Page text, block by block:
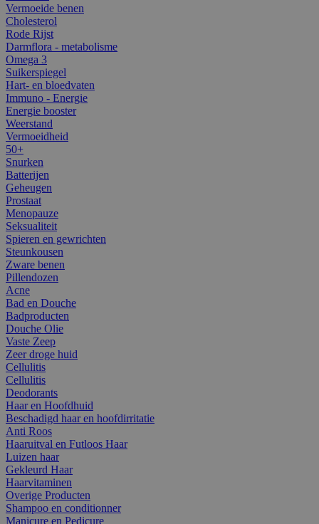
Vermoeide benen
Cholesterol
Rode Rijst
Darmflora - metabolisme
Omega 3
Suikerspiegel
Hart- en bloedvaten
Immuno - Energie
Energie booster
Weerstand
Vermoeidheid
50+
Snurken
Batterijen
Geheugen
Prostaat
Menopauze
Seksualiteit
Spieren en gewrichten
Steunkousen
Zware benen
Pillendozen
Acne
Bad en Douche
Badproducten
Douche Olie
Vaste Zeep
Zeer droge huid
Cellulitis
Cellulitis
Deodorants
Haar en Hoofdhuid
Beschadigd haar en hoofdirritatie
Anti Roos
Haaruitval en Futloos Haar
Luizen haar
Gekleurd Haar
Haarvitaminen
Overige Producten
Shampoo en conditionner
Manicure en Pedicure